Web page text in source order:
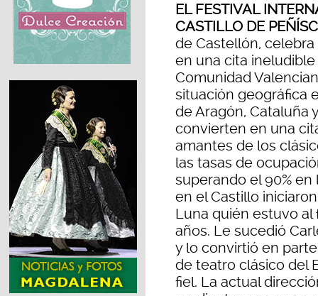
EL FESTIVAL
CASTILLO DE
de Castellón,
en una cita
Comunidad
situación geográfica
de Aragón, Cataluña
convierten en una
amantes de los
las tasas de
superando el 90%
en el Castillo
Luna quién estuvo
años. Le sucedió
y lo convirtió en
de teatro clásico del
fiel. La actual